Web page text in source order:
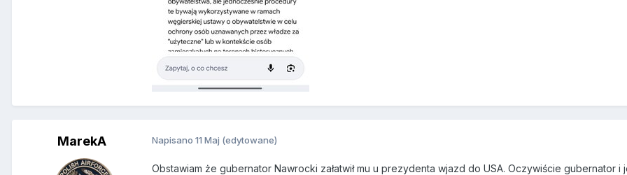
MarekA Napisano 11 Maj (edytowane)
Obstawiam że gubernator Nawrocki załatwił mu u prezydenta wjazd do USA. Oczywiście gubernator